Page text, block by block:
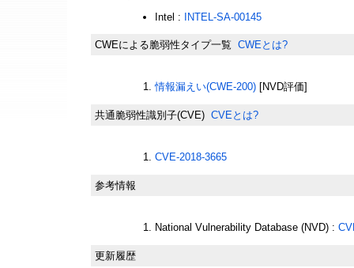
Intel : INTEL-SA-00145
CWEによる脆弱性タイプ一覧 CWEとは?
情報漏えい(CWE-200) [NVD評価]
共通脆弱性識別子(CVE) CVEとは?
CVE-2018-3665
参考情報
National Vulnerability Database (NVD) :
更新履歴